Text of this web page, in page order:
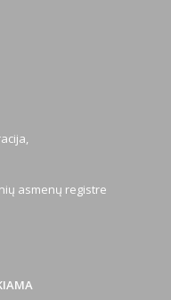
asmenų registre